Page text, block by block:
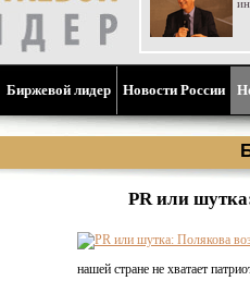
Биржевой лидер Новости России
PR или
нашей стране не хватает